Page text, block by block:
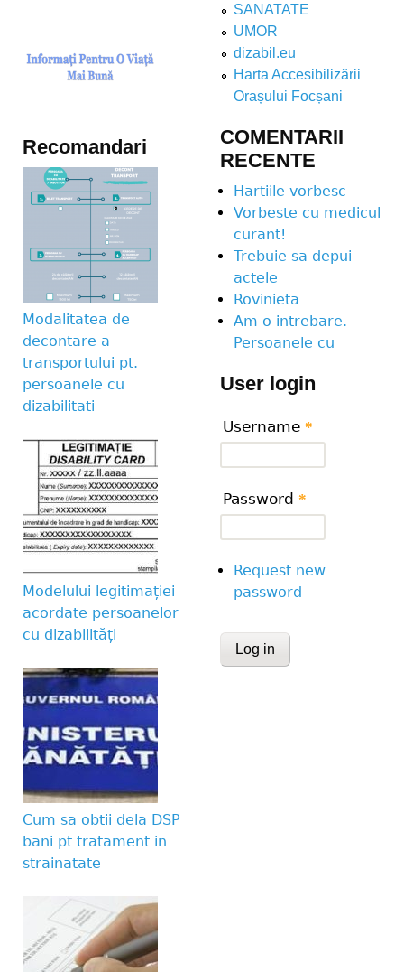
Recomandari
Modalitatea de
decontare a
transportului pt.
persoanele cu
dizabilitati
Modelului legitimației
acordate persoanelor
cu dizabilități
Cum sa obtii dela DSP
bani pt tratament in
strainatate
SANATATE
UMOR
dizabil.eu
Harta Accesibilizării
Orașului Focșani
COMENTARII
RECENTE
Hartiile vorbesc
Vorbeste cu medicul
curant!
Trebuie sa depui
actele
Rovinieta
Am o intrebare.
Persoanele cu
User login
Username *
Password *
Request new
password
CAPTCHA